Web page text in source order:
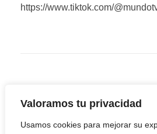
Valoramos tu privacidad
Usamos cookies para mejorar su
https://www.tiktok.com/